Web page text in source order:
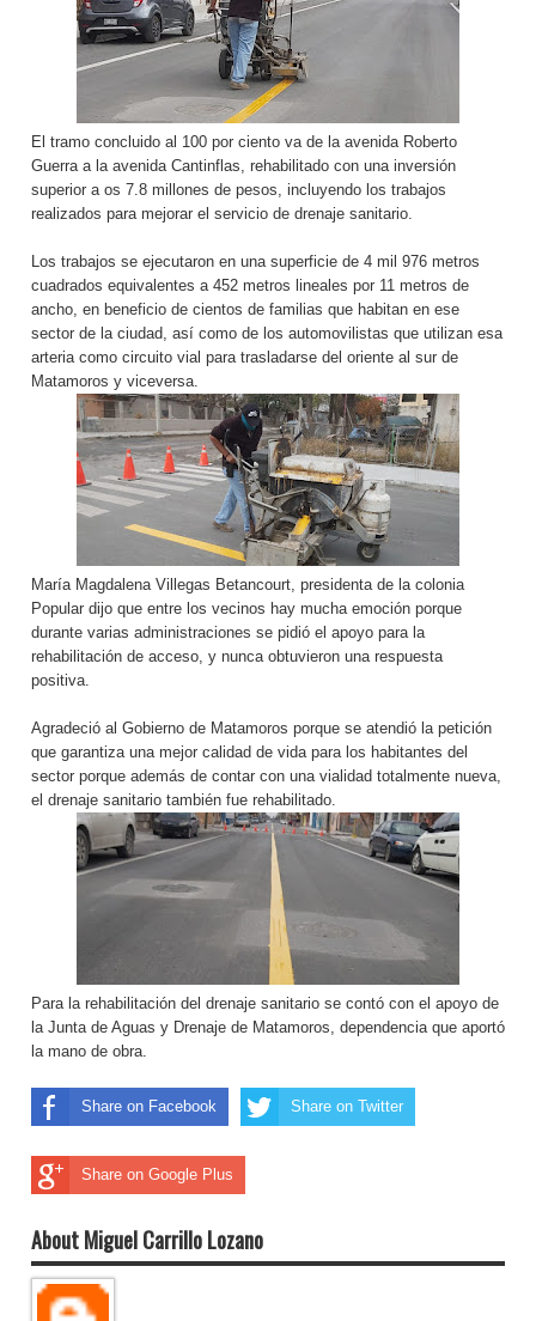
El tramo concluido al 100 por ciento va de la avenida Roberto
Guerra a la avenida Cantinflas, rehabilitado con una inversión
superior a os 7.8 millones de pesos, incluyendo los trabajos
realizados para mejorar el servicio de drenaje sanitario.
Los trabajos se ejecutaron en una superficie de 4 mil 976 metros
cuadrados equivalentes a 452 metros lineales por 11 metros de
ancho, en beneficio de cientos de familias que habitan en ese
sector de la ciudad, así como de los automovilistas que utilizan esa
arteria como circuito vial para trasladarse del oriente al sur de
Matamoros y viceversa.
María Magdalena Villegas Betancourt, presidenta de la colonia
Popular dijo que entre los vecinos hay mucha emoción porque
durante varias administraciones se pidió el apoyo para la
rehabilitación de acceso, y nunca obtuvieron una respuesta
positiva.
Agradeció al Gobierno de Matamoros porque se atendió la petición
que garantiza una mejor calidad de vida para los habitantes del
sector porque además de contar con una vialidad totalmente nueva,
el drenaje sanitario también fue rehabilitado.
Para la rehabilitación del drenaje sanitario se contó con el apoyo de
la Junta de Aguas y Drenaje de Matamoros, dependencia que aportó
la mano de obra.
Share on Facebook Share on Twitter
Share on Google Plus
About Miguel Carrillo Lozano